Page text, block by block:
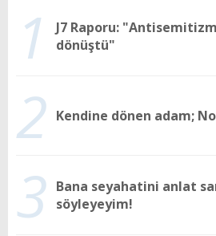
1
J7 Raporu:
dönüştü"
2 Kendine dönen adam;
3 Bana seyahatini anlat
söyleyeyim!